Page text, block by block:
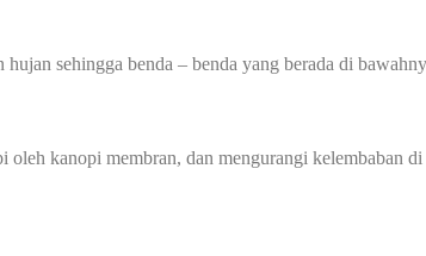
sehingga benda – benda yang berada di
kanopi membran, dan mengurangi kelembaban